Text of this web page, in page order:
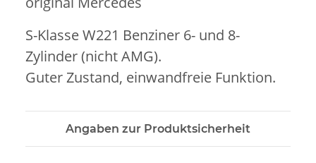
S-Klasse W221 Benziner 6- und 8-
Zylinder (nicht AMG).
Guter Zustand, einwandfreie Funktion.
Angaben zur Produktsicherheit